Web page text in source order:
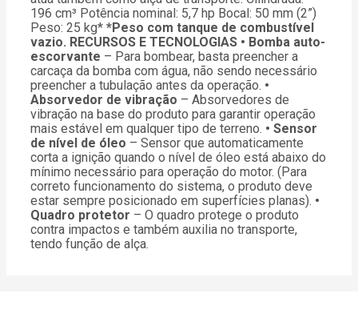
196 cm³ Potência nominal: 5,7 hp Bocal: 50 mm (2”)
Peso: 25 kg* *Peso com tanque de combustível
vazio. RECURSOS E TECNOLOGIAS • Bomba auto-
escorvante – Para bombear, basta preencher a
carcaça da bomba com água, não sendo necessário
preencher a tubulação antes da operação. •
Absorvedor de vibração – Absorvedores de
vibração na base do produto para garantir operação
mais estável em qualquer tipo de terreno. • Sensor
de nível de óleo – Sensor que automaticamente
corta a ignição quando o nível de óleo está abaixo do
mínimo necessário para operação do motor. (Para
correto funcionamento do sistema, o produto deve
estar sempre posicionado em superfícies planas). •
Quadro protetor – O quadro protege o produto
contra impactos e também auxilia no transporte,
tendo função de alça.